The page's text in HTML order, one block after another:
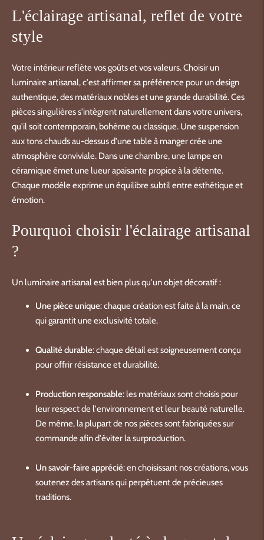
L'éclairage artisanal, reflet de votre
style
Votre intérieur reflète vos goûts et vos valeurs. Choisir un
luminaire artisanal, c'est affirmer sa préférence pour un design
authentique, des matériaux nobles et une grande durabilité. Ces
pièces singulières s'intègrent naturellement dans votre univers,
qu'il soit contemporain, bohème ou classique. Une suspension
aux tons chauds au-dessus d'une table à manger crée une
atmosphère conviviale. Dans une chambre, une lampe en
céramique émet une lueur apaisante propice à la détente.
Chaque modèle exprime un équilibre subtil entre esthétique et
émotion.
Pourquoi choisir l'éclairage artisanal
?
Un luminaire artisanal est bien plus qu'un objet décoratif :
Une pièce unique: chaque création est faite à la main, ce
qui garantit une exclusivité totale.
Qualité durable: chaque détail est soigneusement conçu
pour offrir résistance et durabilité.
Production responsable: les matériaux sont choisis pour
leur respect de l'environnement et leur beauté naturelle.
De même, la plupart de nos pièces sont fabriquées sur
commande afin d'éviter la surproduction.
Un savoir-faire apprécié: en choisissant nos créations, vous
soutenez des artisans qui perpétuent de précieuses
traditions.